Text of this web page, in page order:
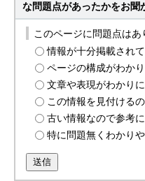
な問題点があったかをお聞
このページに問題点はあ
情報が十分掲載され
ページの構成がわか
文章や表現がわかり
この情報を見付ける
古い情報なので参考
特に問題無くわかり
送信